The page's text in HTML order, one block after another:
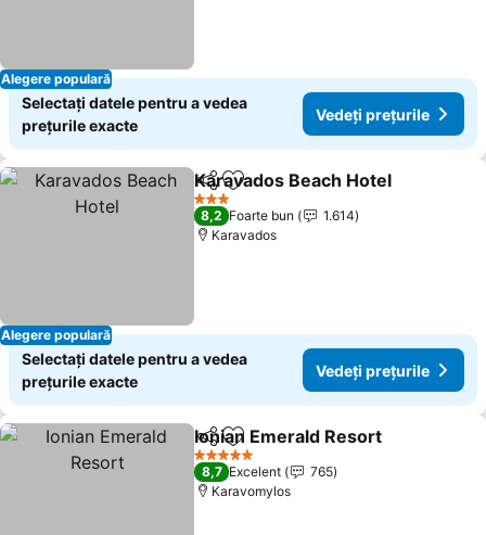
Alegere populară
Selectați datele pentru a vedea
prețurile exacte
Vedeți prețurile
Alegere populară
DistribuițiAdăugaţi la favorite
Karavados Beach Hotel
3 Stele
8,2 Foarte bun
1.614
Karavados
Selectați datele pentru a vedea
prețurile exacte
Vedeți prețurile
DistribuițiAdăugaţi la favorite
Ionian Emerald Resort
5 Stele
8,7 Excelent
765
Karavomylos